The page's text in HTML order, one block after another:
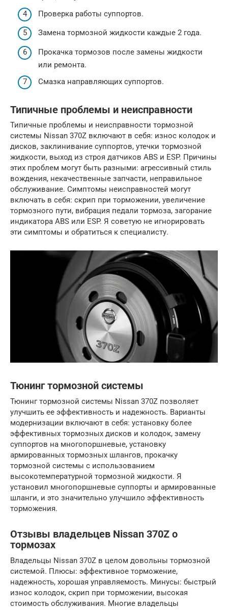
Проверка работы суппортов.
Замена тормозной жидкости каждые 2 года.
Прокачка тормозов после замены жидкости
или ремонта.
Смазка направляющих суппортов.
Типичные проблемы и неисправности
Типичные проблемы и неисправности тормозной
системы Nissan 370Z включают в себя: износ колодок и
дисков, заклинивание суппортов, утечки тормозной
жидкости, выход из строя датчиков ABS и ESP. Причины
этих проблем могут быть разными: агрессивный стиль
вождения, некачественные запчасти, неправильное
обслуживание. Симптомы неисправностей могут
включать в себя: скрип при торможении, увеличение
тормозного пути, вибрация педали тормоза, загорание
индикатора ABS или ESP. Я советую не игнорировать
эти симптомы и обратиться к специалисту.
Тюнинг тормозной системы
Тюнинг тормозной системы Nissan 370Z позволяет
улучшить ее эффективность и надежность. Варианты
модернизации включают в себя: установку более
эффективных тормозных дисков и колодок, замену
суппортов на многопоршневые, установку
армированных тормозных шлангов, прокачку
тормозной системы с использованием
высокотемпературной тормозной жидкости. Я
установил многопоршневые суппорты и армированные
шланги, и это значительно улучшило эффективность
торможения.
Отзывы владельцев Nissan 370Z о
тормозах
Владельцы Nissan 370Z в целом довольны тормозной
системой. Плюсы: эффективное торможение,
надежность, хорошая управляемость. Минусы: быстрый
износ колодок, скрип при торможении, высокая
стоимость обслуживания. Многие владельцы